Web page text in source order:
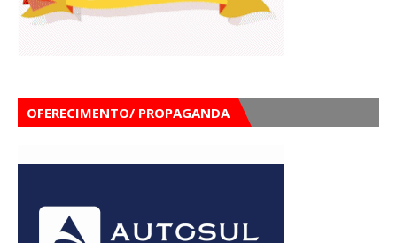
OFERECIMENTO/ PROPAGANDA